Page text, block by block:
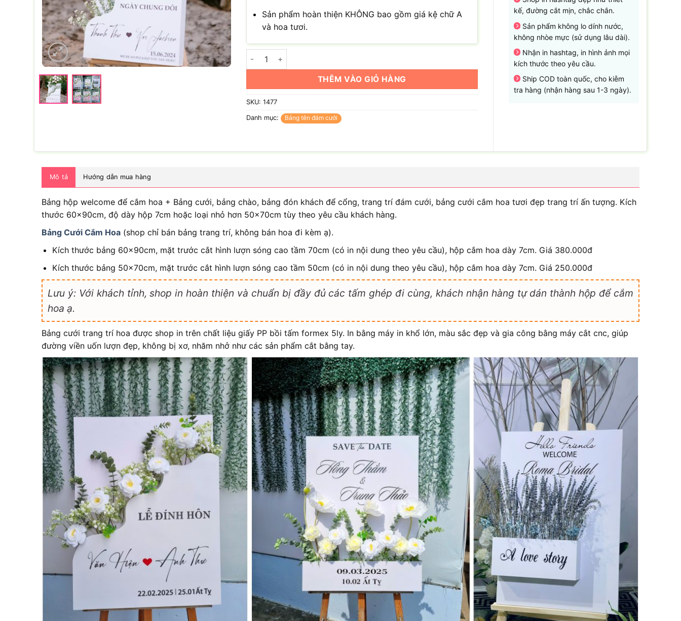
Sản phẩm hoàn thiện KHÔNG bao gồm giá kệ chữ A
và hoa tươi.
Bảng cổng cưới cắm hoa, điểm nhấn ấn tượng cho ngày cưới số lượng
THÊM VÀO GIỎ HÀNG
SKU: 1477
Danh mục: Bảng tên đám cưới
kế, đường cắt mịn, chắc chắn.
Sản phẩm không lo dính nước,
không nhòe mực (sử dụng lâu dài).
Nhận in hashtag, in hình ảnh mọi
kích thước theo yêu cầu.
Ship COD toàn quốc, cho kiễm
tra hàng (nhận hàng sau 1-3 ngày).
Mô tả Hướng dẫn mua hàng
Bảng hộp welcome để cắm hoa + Bảng cưới, bảng chào, bảng đón khách để cổng, trang trí đám cưới, bảng cưới cắm hoa tươi đẹp trang trí ấn tượng. Kích
thước 60x90cm, độ dày hộp 7cm hoặc loại nhỏ hơn 50x70cm tùy theo yêu cầu khách hàng.
Bảng Cưới Cắm Hoa (shop chỉ bán bảng trang trí, không bán hoa đi kèm ạ).
Kích thước bảng 60x90cm, mặt trước cắt hình lượn sóng cao tầm 70cm (có in nội dung theo yêu cầu), hộp cắm hoa dày 7cm. Giá 380.000đ
Kích thước bảng 50x70cm, mặt trước cắt hình lượn sóng cao tầm 50cm (có in nội dung theo yêu cầu), hộp cắm hoa dày 7cm. Giá 250.000đ
Lưu ý: Với khách tỉnh, shop in hoàn thiện và chuẩn bị đầy đủ các tấm ghép đi cùng, khách nhận hàng tự dán thành hộp để cắm
hoa ạ.
Bảng cưới trang trí hoa được shop in trên chất liệu giấy PP bồi tấm formex 5ly. In bằng máy in khổ lớn, màu sắc đẹp và gia công bằng máy cắt cnc, giúp
đường viền uốn lượn đẹp, không bị xơ, nhăm nhở như các sản phẩm cắt bằng tay.